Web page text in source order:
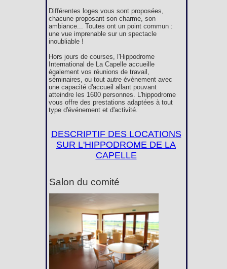
Différentes loges vous sont proposées,
chacune proposant son charme, son
ambiance... Toutes ont un point commun :
une vue imprenable sur un spectacle
inoubliable !
Hors jours de courses, l'Hippodrome
International de La Capelle accueille
également vos réunions de travail,
séminaires, ou tout autre évènement avec
une capacité d'accueil allant pouvant
atteindre les 1600 personnes. L'hippodrome
vous offre des prestations adaptées à tout
type d'événement et d'activité.
DESCRIPTIF DES LOCATIONS
SUR L'HIPPODROME DE LA
CAPELLE
Salon du comité